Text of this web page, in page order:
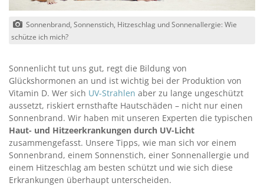
Sonnenbrand, Sonnenstich, Hitzeschlag und Sonnenallergie: Wie
schütze ich mich?
Sonnenlicht tut uns gut, regt die Bildung von
Glückshormonen an und ist wichtig bei der Produktion von
Vitamin D. Wer sich UV-Strahlen aber zu lange ungeschützt
aussetzt, riskiert ernsthafte Hautschäden – nicht nur einen
Sonnenbrand. Wir haben mit unseren Experten die typischen
Haut- und Hitzeerkrankungen durch UV-Licht
zusammengefasst. Unsere Tipps, wie man sich vor einem
Sonnenbrand, einem Sonnenstich, einer Sonnenallergie und
einem Hitzeschlag am besten schützt und wie sich diese
Erkrankungen überhaupt unterscheiden.